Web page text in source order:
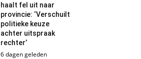
haalt fel uit naar
provincie: ‘Verschuilt
politieke keuze
achter uitspraak
rechter’
6 dagen geleden